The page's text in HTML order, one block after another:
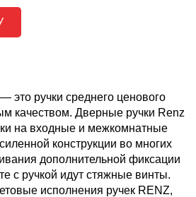
это ручки среднего ценового
качеством. Дверные ручки Renz
на входные и межкомнатные
конструкции во многих
дополнительной фиксации
с ручкой идут стяжные винты.
исполнения ручек RENZ,